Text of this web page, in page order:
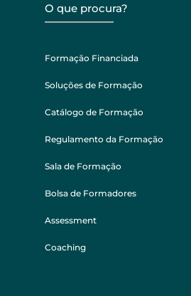
O que procura?
Formação Financiada
Soluções de Formação
Catálogo de Formação
Regulamento da Formação
Sala de Formação
Bolsa de Formadores
Assessment
Coaching